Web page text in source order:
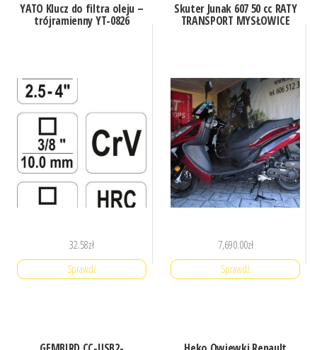
YATO Klucz do filtra oleju –
trójramienny YT-0826
32.58zł
Sprawdź
Skuter Junak 607 50 cc RATY
TRANSPORT MYSŁOWICE
7,690.00zł
Sprawdź